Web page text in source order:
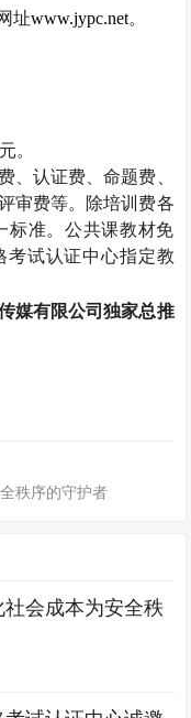
址www.jypc.net。
元。
、认证费、命题费、
审费等。除培训费各
标准。公共课教材免
考试认证中心指定教
媒有限公司独家总推
秩序的守护者
会成本为安全秩